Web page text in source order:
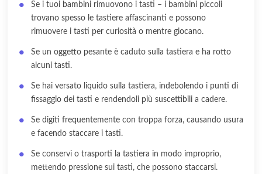
Se i tuoi bambini rimuovono i tasti – i bambini piccoli
trovano spesso le tastiere affascinanti e possono
rimuovere i tasti per curiosità o mentre giocano.
Se un oggetto pesante è caduto sulla tastiera e ha rotto
alcuni tasti.
Se hai versato liquido sulla tastiera, indebolendo i punti di
fissaggio dei tasti e rendendoli più suscettibili a cadere.
Se digiti frequentemente con troppa forza, causando usura
e facendo staccare i tasti.
Se conservi o trasporti la tastiera in modo improprio,
mettendo pressione sui tasti, che possono staccarsi.